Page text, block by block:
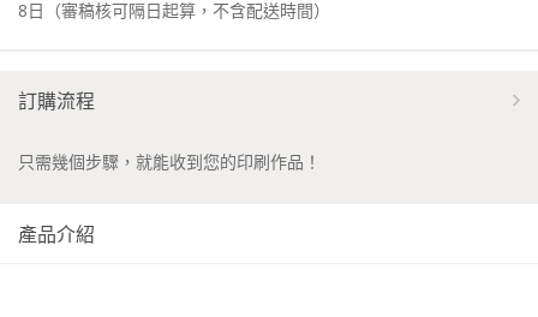
8日 （審稿核可隔日起算，不含配送時間）
訂購流程
只需幾個步驟，就能收到您的印刷作品！
產品介紹